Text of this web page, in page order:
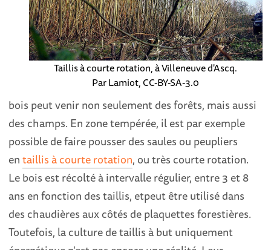
Taillis à courte rotation, à Villeneuve d'Ascq.
Par Lamiot, CC-BY-SA-3.0
bois peut venir non seulement des forêts, mais aussi
des champs. En zone tempérée, il est par exemple
possible de faire pousser des saules ou peupliers
entaillis à courte rotation, ou très courte rotation.
Le bois est récolté à intervalle régulier, entre 3 et 8
ans en fonction des taillis, etpeut être utilisé dans
des chaudières aux côtés de plaquettes forestières.
Toutefois, la culture de taillis à but uniquement